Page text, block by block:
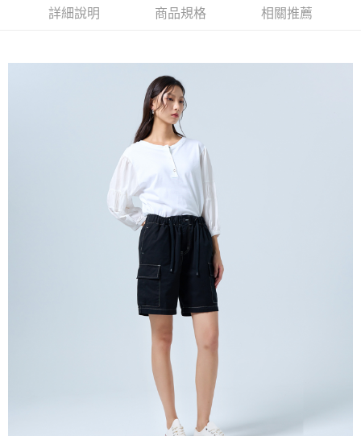
４．使用「AFTEE先享後付」時，將依據個別帳號之用戶狀況，依本公司即
５．嚴禁一人註冊多個帳號或使用他人資訊註冊。若發現惡意使用之情形，
恩沛科技股份有限公司將有權停止該用戶之使用額度並採取法律行動。
每筆NT$80，滿NT$1,200(含以上)免運費
詳細說明 商品規格 相關推薦